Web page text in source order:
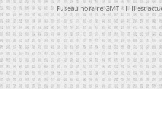
Fuseau horaire GMT +1. Il est